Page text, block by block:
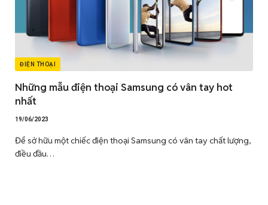
ĐIỆN THOẠI
Những mẫu điện thoại Samsung có vân tay hot
nhất
19/06/2023
Để sở hữu một chiếc điện thoại Samsung có vân tay chất lượng,
điều đầu…